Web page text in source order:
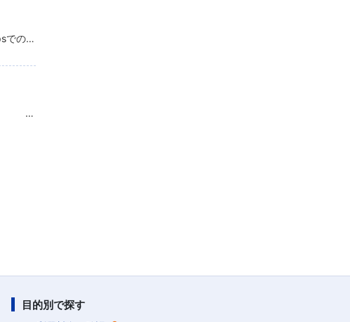
ニフティでは、最高56Kbps(V.90/K56flex規格)でのアナログダイヤルアップ接続、同期64KbpsでのISDN接続(MP時は128Kbps)が可能です。 なお接続速度は保証するものではなく、モデム機種や回線品 […]
お使いの機器のダイヤルアップ設定にて、以下の内容で設定を行ってください。 ■ユーザー名 ：お客様の@nifty ID ※1 ■ログインパスワード ：お客様のパスワード ■ダイヤルアップ接続先電 […]
目的別で探す